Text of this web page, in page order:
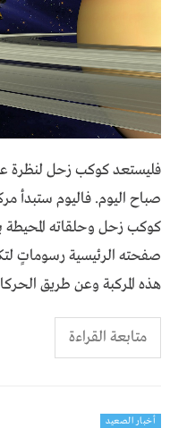
فليستعد كوكب زحل لنظرة
صباح اليوم. فاليوم ستبدأ
كوكب زحل وحلقاته
صفحته الرئيسية رسوماتٍ
هذه المركبة وعن طريق
متابعة القراءة
أخبار الصعيد